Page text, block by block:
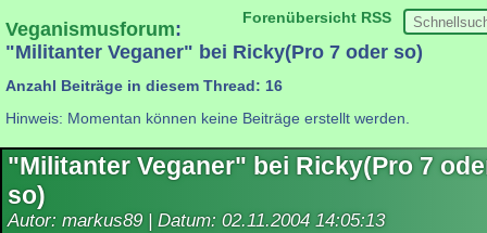
Forenübersicht RSS
Veganismusforum:
"Militanter Veganer" bei Ricky(Pro 7 oder so)
Anzahl Beiträge in diesem Thread: 16
Hinweis: Momentan können keine Beiträge erstellt werden.
"Militanter Veganer" bei Ricky(Pro 7
so)
Autor: markus89 | Datum: 02.11.2004 14:05:13